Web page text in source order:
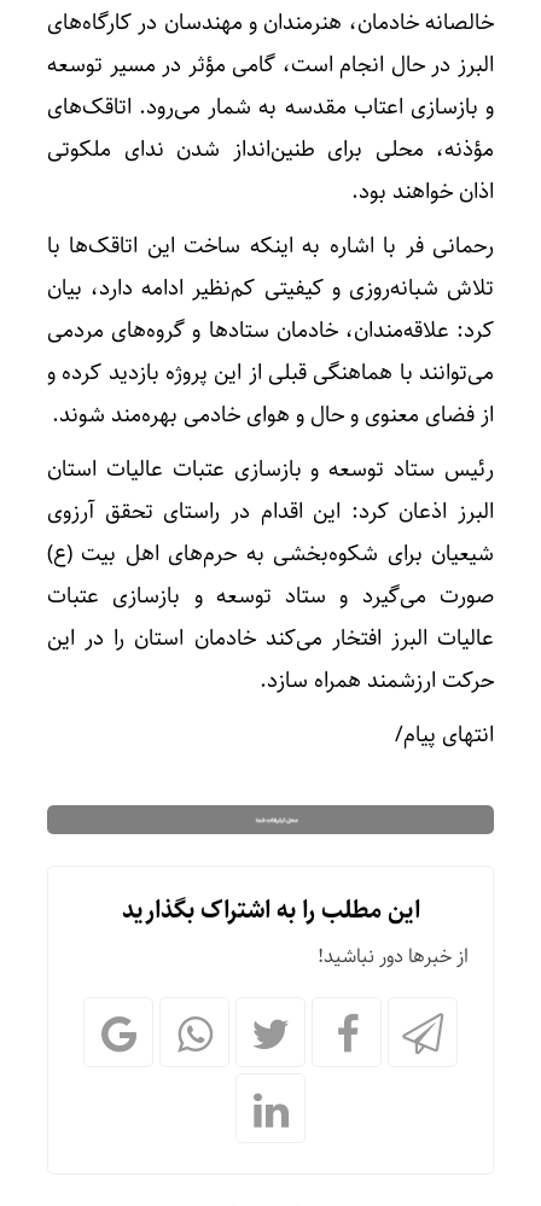
خالصانه خادمان، هنرمندان و مهندسان در کارگاه‌های
البرز در حال انجام است، گامی مؤثر در مسیر توسعه
و بازسازی اعتاب مقدسه به شمار می‌رود. اتاقک‌های
مؤذنه، محلی برای طنین‌انداز شدن ندای ملکوتی
اذان خواهند بود.
رحمانی فر با اشاره به اینکه ساخت این اتاقک‌ها با
تلاش شبانه‌روزی و کیفیتی کم‌نظیر ادامه دارد، بیان
کرد: علاقه‌مندان، خادمان ستادها و گروه‌های مردمی
می‌توانند با هماهنگی قبلی از این پروژه بازدید کرده و
از فضای معنوی و حال و هوای خادمی بهره‌مند شوند.
رئیس ستاد توسعه و بازسازی عتبات عالیات استان
البرز اذعان کرد: این اقدام در راستای تحقق آرزوی
شیعیان برای شکوه‌بخشی به حرم‌های اهل بیت (ع)
صورت می‌گیرد و ستاد توسعه و بازسازی عتبات
عالیات البرز افتخار می‌کند خادمان استان را در این
حرکت ارزشمند همراه سازد.
انتهای پیام/
این مطلب را به اشتراک بگذارید
از خبرها دور نباشید!